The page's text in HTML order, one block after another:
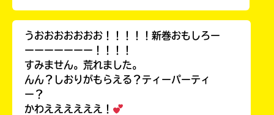
うおおおおおおお！！！！！新巻おもしろー
ーーーーーーー！！！！
すみません。荒れました。
んん？しおりがもらえる？ティーパーティ
ー？
かわええええええ！